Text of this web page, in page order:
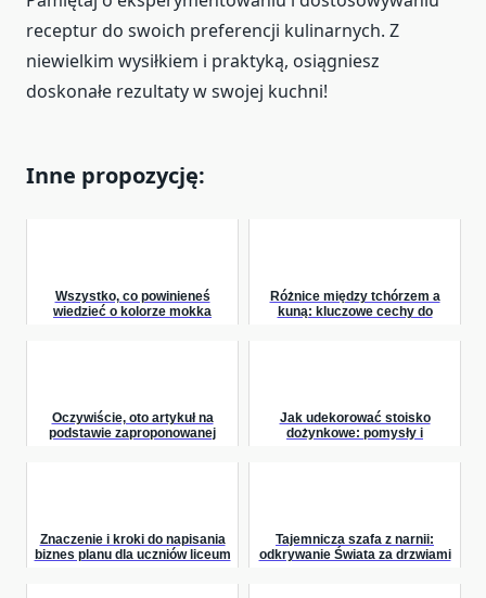
receptur do swoich preferencji kulinarnych. Z
niewielkim wysiłkiem i praktyką, osiągniesz
doskonałe rezultaty w swojej kuchni!
Inne propozycję:
Wszystko, co powinieneś
wiedzieć o kolorze mokka
Różnice między tchórzem a
kuną: kluczowe cechy do
Oczywiście, oto artykuł na
podstawie zaproponowanej
Jak udekorować stoisko
dożynkowe: pomysły i
Znaczenie i kroki do napisania
biznes planu dla uczniów liceum
Tajemnicza szafa z narnii:
odkrywanie Świata za drzwiami